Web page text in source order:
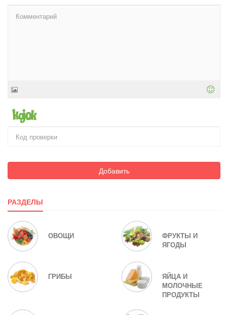
Добавить
РАЗДЕЛЫ
ОВОЩИ
ФРУКТЫ И
ЯГОДЫ
ГРИБЫ
ЯЙЦА И
МОЛОЧНЫЕ
ПРОДУКТЫ